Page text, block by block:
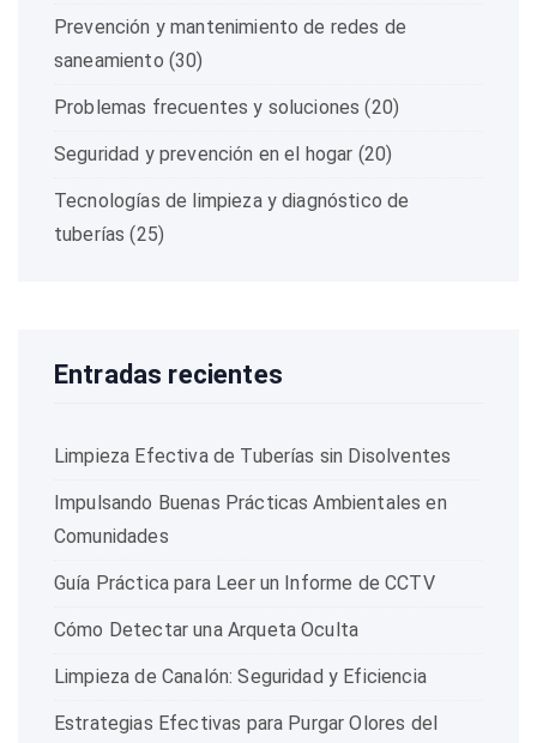
Prevención y mantenimiento de redes de
saneamiento (30)
Problemas frecuentes y soluciones (20)
Seguridad y prevención en el hogar (20)
Tecnologías de limpieza y diagnóstico de
tuberías (25)
Entradas recientes
Limpieza Efectiva de Tuberías sin Disolventes
Impulsando Buenas Prácticas Ambientales en
Comunidades
Guía Práctica para Leer un Informe de CCTV
Cómo Detectar una Arqueta Oculta
Limpieza de Canalón: Seguridad y Eficiencia
Estrategias Efectivas para Purgar Olores del